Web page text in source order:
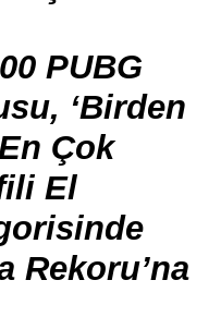
PUBG
‘Birden
Çok
El
Rekoru’na